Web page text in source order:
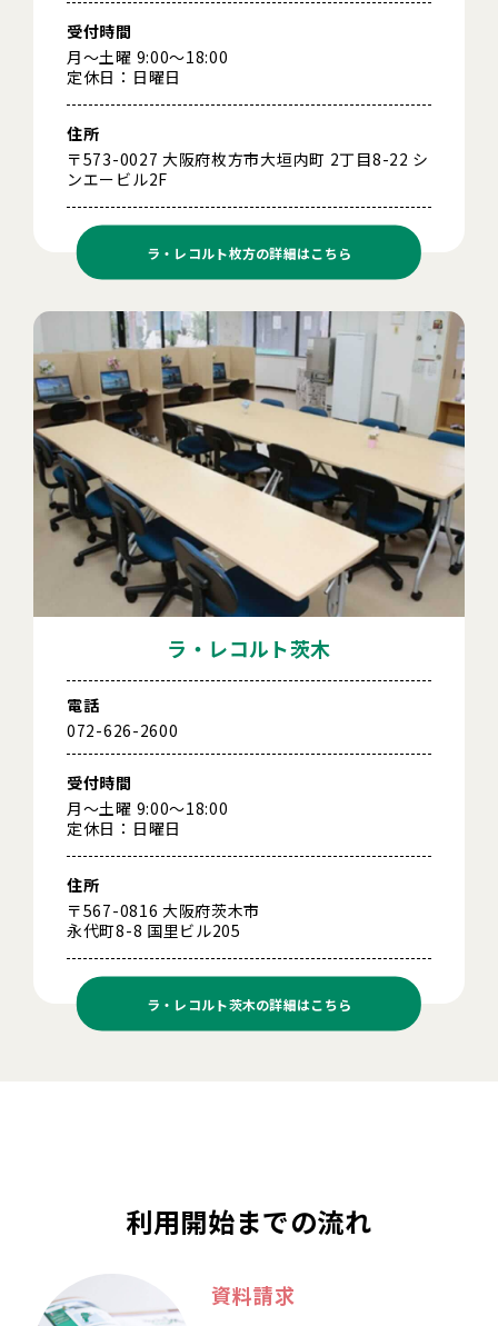
受付時間
月～土曜 9:00～18:00
定休日：日曜日
住所
〒573-0027 大阪府枚方市大垣内町 2丁目8-22 シ
ンエービル2F
ラ・レコルト枚方の詳細はこちら
ラ・レコルト茨木
電話
072-626-2600
受付時間
月～土曜 9:00～18:00
定休日：日曜日
住所
〒567-0816 大阪府茨木市
永代町8-8 国里ビル205
ラ・レコルト茨木の詳細はこちら
利用開始までの流れ
資料請求